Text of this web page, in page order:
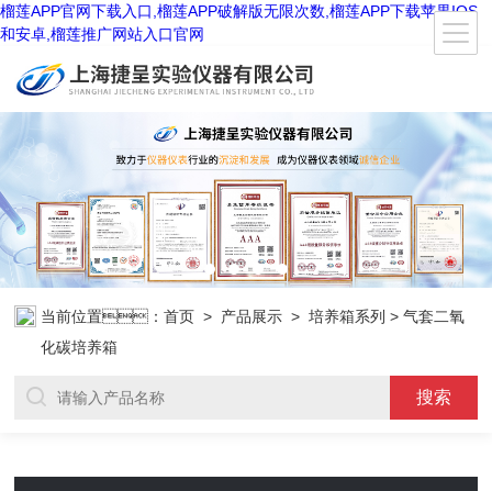
榴莲APP官网下载入口,榴莲APP破解版无限次数,榴莲APP下载苹果IOS
和安卓,榴莲推广网站入口官网
当前位置：首页 > 产品展示 >培养箱系列 > 气套二氧
化碳培养箱